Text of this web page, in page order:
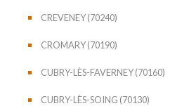
CREVENEY (70240)
CROMARY (70190)
CUBRY-LÈS-FAVERNEY (70160)
CUBRY-LÈS-SOING (70130)